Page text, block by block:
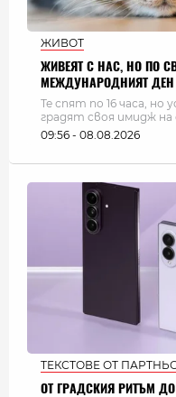
ЖИВОТ
ЖИВЕЯТ С НАС, НО ПО
МЕЖДУНАРОДНИЯТ ДЕН
Те спят по 16 часа, но
градят своя имидж
09:56 - 08.08.2026
ТЕКСТОВЕ ОТ
ОТ ГРАДСКИЯ РИТЪМ